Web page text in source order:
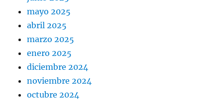
mayo 2025
abril 2025
marzo 2025
enero 2025
diciembre 2024
noviembre 2024
octubre 2024